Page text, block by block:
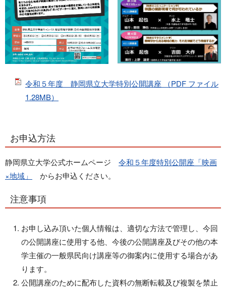
令和５年度 静岡県立大学特別公開講座 （PDF ファイル
1.28MB）
お申込方法
静岡県立大学公式ホームページ 令和５年度特別公開座「映画
×地域」
からお申込ください。
注意事項
お申し込み頂いた個人情報は、適切な方法で管理し、今回
の公開講座に使用する他、今後の公開講座及びその他の本
学主催の一般県民向け講座等の御案内に使用する場合があ
ります。
公開講座のために配布した資料の無断転載及び複製を禁止